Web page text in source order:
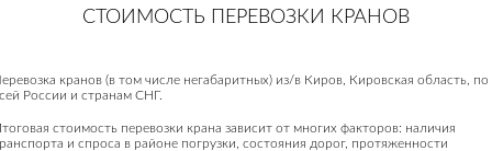
СТОИМОСТЬ ПЕРЕВОЗКИ КРАНОВ
кранов (в том числе негабаритных) из/в Киров, Кировская область, по
России и странам СНГ.
стоимость перевозки крана зависит от многих факторов: наличия
и спроса в районе погрузки, состояния дорог, протяженности